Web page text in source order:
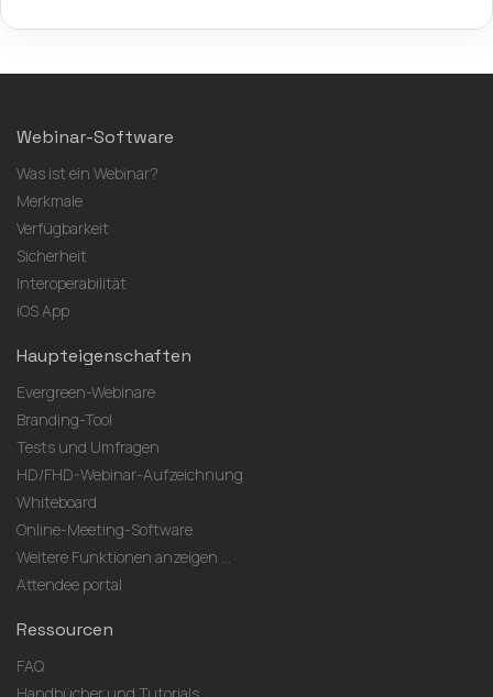
Webinar-Software
Was ist ein Webinar?
Merkmale
Verfügbarkeit
Sicherheit
Interoperabilität
iOS App
Haupteigenschaften
Evergreen-Webinare
Branding-Tool
Tests und Umfragen
HD/FHD-Webinar-Aufzeichnung
Whiteboard
Online-Meeting-Software
Weitere Funktionen anzeigen ...
Attendee portal
Ressourcen
FAQ